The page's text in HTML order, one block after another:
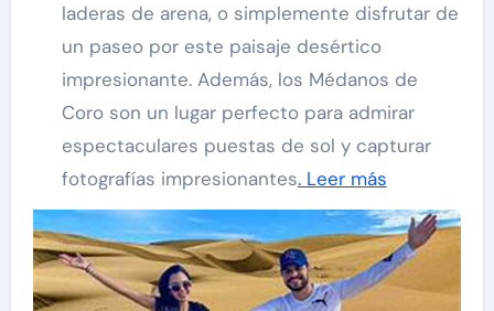
laderas de arena, o simplemente disfrutar de
un paseo por este paisaje desértico
impresionante. Además, los Médanos de
Coro son un lugar perfecto para admirar
espectaculares puestas de sol y capturar
fotografías impresionantes. Leer más